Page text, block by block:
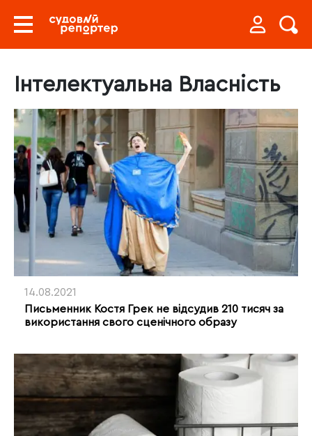
Інтелектуальна Власність
14.08.2021
Письменник Костя Грек не відсудив 210 тисяч за
використання свого сценічного образу